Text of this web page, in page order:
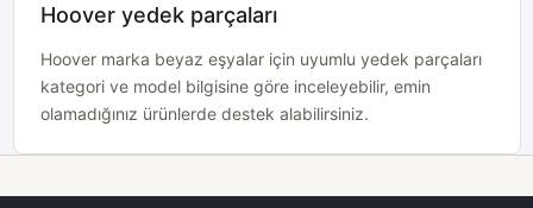
Hoover yedek parçaları
Hoover marka beyaz eşyalar için uyumlu yedek parçaları
kategori ve model bilgisine göre inceleyebilir, emin
olamadığınız ürünlerde destek alabilirsiniz.